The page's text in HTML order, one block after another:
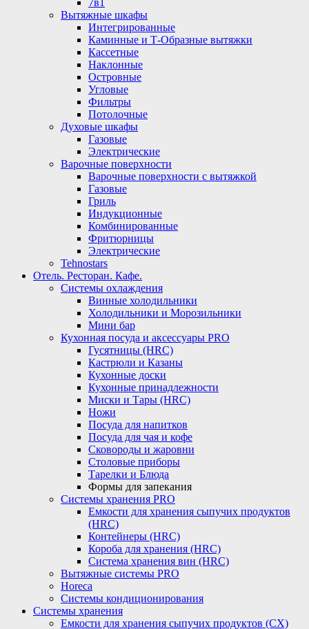
7в1
Вытяжные шкафы
Интегрированные
Каминные и Т-Образные вытяжки
Кассетные
Наклонные
Островные
Угловые
Фильтры
Потолочные
Духовые шкафы
Газовые
Электрические
Варочные поверхности
Варочные поверхности с вытяжкой
Газовые
Гриль
Индукционные
Комбинированные
Фритюрницы
Электрические
Tehnostars
Отель. Ресторан. Кафе.
Системы охлаждения
Винные холодильники
Холодильники и Морозильники
Мини бар
Кухонная посуда и аксессуары PRO
Гусятницы (HRC)
Кастрюли и Казаны
Кухонные доски
Кухонные принадлежности
Миски и Тары (HRC)
Ножи
Посуда для напитков
Посуда для чая и кофе
Сковороды и жаровни
Столовые приборы
Тарелки и Блюда
Формы для запекания
Системы хранения PRO
Емкости для хранения сыпучих продуктов
(HRC)
Контейнеры (HRC)
Короба для хранения (HRC)
Система хранения вин (HRC)
Вытяжные системы PRO
Horeca
Системы кондиционирования
Системы хранения
Емкости для хранения сыпучих продуктов (СХ)